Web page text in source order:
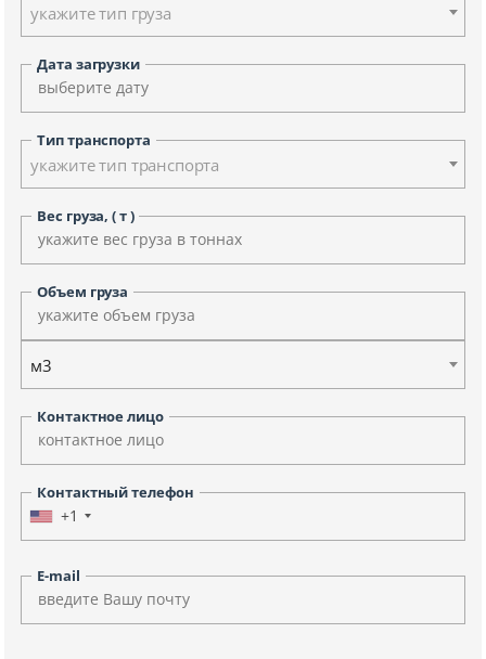
укажите тип груза
Дата загрузки
Тип транспорта
укажите тип транспорта
Вес груза, ( т )
Объем груза
м3
Контактное лицо
Контактный телефон
+1
E-mail